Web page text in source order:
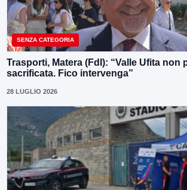
SENZA CATEGORIA
Trasporti, Matera (FdI): “Valle Ufita non
sacrificata. Fico intervenga”
28 LUGLIO 2026